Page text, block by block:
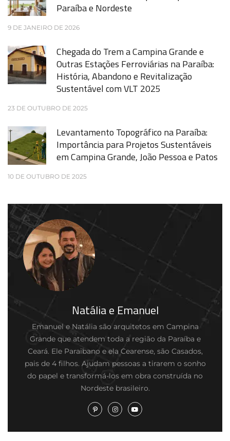
Paraíba e Nordeste
9 DE JANEIRO DE 2026
Chegada do Trem a Campina Grande e
Outras Estações Ferroviárias na Paraíba:
História, Abandono e Revitalização
Sustentável com VLT 2025
23 DE OUTUBRO DE 2025
Levantamento Topográfico na Paraíba:
Importância para Projetos Sustentáveis
em Campina Grande, João Pessoa e Patos
10 DE OUTUBRO DE 2025
Natália e Emanuel
Emanuel e Natália são arquitetos em Campina
Grande que atendem toda a região da Paraíba e
Ceará. Ele Paraibano e ela Cearense, são Casados,
pais de 4 filhos. Ajudam pessoas a tirarem o sonho
do papel e transformá-los em obra construída no
Nordeste brasileiro.